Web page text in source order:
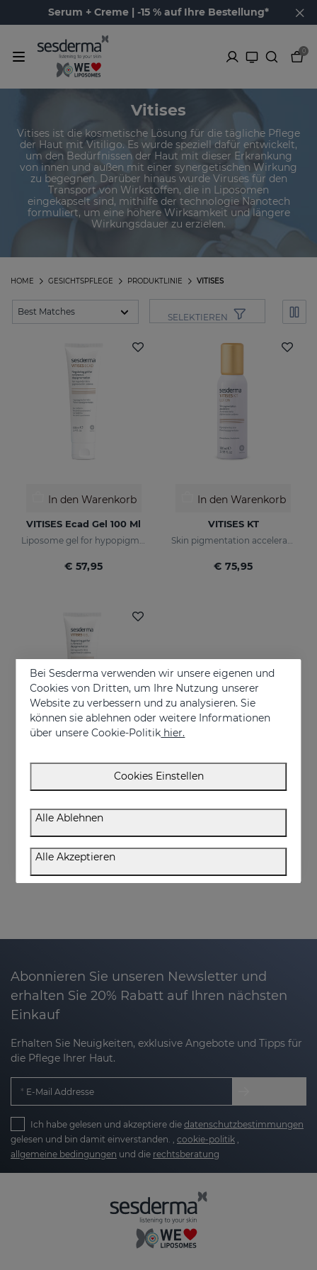
Serum + Creme | -15 % auf Ihre Bestellung*
0
Vitises
Vitises ist die kosmetische Lösung für die tägliche Pflege
der Haut mit Vitiligo. Es wurde speziell dafür entwickelt,
um den Bedürfnissen der Haut mit dieser Erkrankung
von innen und außen mit einer synergetischen Wirkung
zu begegnen. Darüber hinaus wurde Viruses für den
Transport von Wirkstoffen, die in Liposomen
eingekapselt sind, mithilfe der technologie Nanotech
formuliert, um eine höhere Wirksamkeit und längere
Wirkungsdauer zu erzielen.
VITISES
PRODUKTLINIE
GESICHTSPFLEGE
HOME
SELEKTIEREN
In den Warenkorb
VITISES Ecad Gel 100 Ml
Liposome gel for hypopigmented skins
€ 57,95
In den Warenkorb
VITISES KT
Skin pigmentation accelerator
€ 75,95
In den Warenkorb
VITISES Nanogel
Regulate and accelerate skin pigmentation
€ 57,95
Abonnieren Sie unseren Newsletter und
erhalten Sie 20% Rabatt auf Ihren nächsten
Einkauf
Erhalten Sie Neuigkeiten, exklusive Angebote und Tipps für
die Pflege Ihrer Haut.
E-Mail Addresse
Ich habe gelesen und akzeptiere die datenschutzbestimmungen
gelesen und bin damit einverstanden. , cookie-politik
allgemeine bedingungen und die rechtsberatung
Bei Sesderma verwenden wir unsere eigenen und
Cookies von Dritten, um Ihre Nutzung unserer
Website zu verbessern und zu analysieren. Sie
können sie ablehnen oder weitere Informationen
über unsere Cookie-Politik hier.
Cookies Einstellen
Alle Ablehnen
Alle Akzeptieren